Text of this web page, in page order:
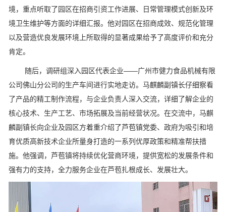
境，重点听取了园区在招商引资工作进展、日常管理模式创新及环
境卫生维护等方面的详细汇报。他对园区在招商成效、规范化管理
以及营造优良发展环境上所取得的显著成果给予了高度评价和充分
肯定。
随后，调研组深入园区代表企业——广州市健力食品机械有限
公司佛山分公司的生产车间进行实地走访。马麒麟副镇长仔细察看
了产品的精工制作流程，与企业负责人深入交流，详细了解企业的
核心技术、生产工艺、市场拓展及当前经营状况。在交流中，马麒
麟副镇长向企业及园区方着重介绍了芦苞镇党委、政府为吸引和培
育优质高新技术企业所量身打造的一系列优厚政策和精准帮扶措
施。他强调，芦苞镇将持续优化营商环境，提供宽松的发展条件和
强有力的支持，全力服务企业在芦苞扎根成长、发展壮大。